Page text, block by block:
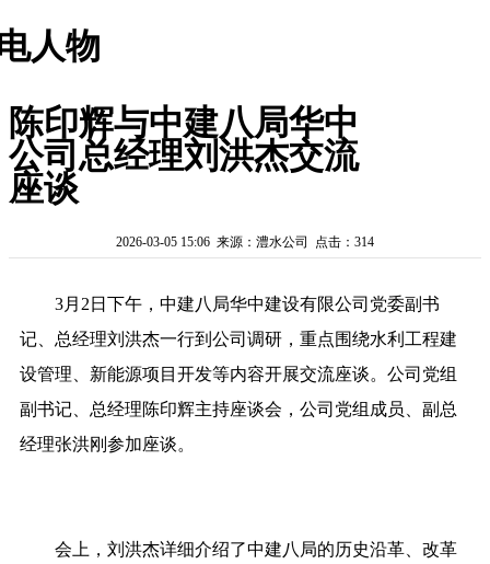
人物
陈印辉与中建八局华中
公司总经理刘洪杰交流
座谈
2026-03-05 15:06 来源：澧水公司 点击：314
3月2日下午，中建八局华中建设有限公司党委副书
记、总经理刘洪杰一行到公司调研，重点围绕水利工程建
设管理、新能源项目开发等内容开展交流座谈。公司党组
副书记、总经理陈印辉主持座谈会，公司党组成员、副总
经理张洪刚参加座谈。
会上，刘洪杰详细介绍了中建八局的历史沿革、改革